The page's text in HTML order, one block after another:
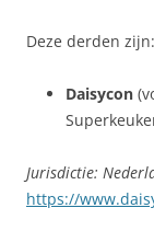
Deze derden zijn:
Daisycon
Jurisdictie:
https://